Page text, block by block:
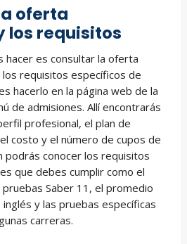
oferta
los requisitos
hacer es consultar la oferta
los requisitos específicos de
hacerlo en la página web de la
de admisiones. Allí encontrarás
profesional, el plan de
costo y el número de cupos de
podrás conocer los requisitos
que debes cumplir como el
Saber 11, el promedio
y las pruebas específicas
carreras.